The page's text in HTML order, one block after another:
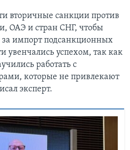
вторичные санкции против
ОАЭ и стран СНГ, чтобы
импорт подсанкционных
увенчались успехом, так как
работать с
которые не привлекают
эксперт.